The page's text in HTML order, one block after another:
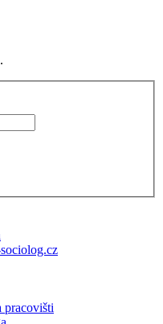
pracovišti